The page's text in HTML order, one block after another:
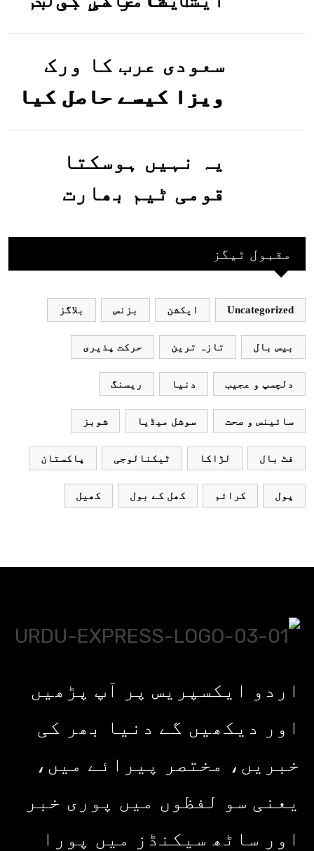
تصاویر وائرل ہو
گئیں
سعودی عرب کا ورک
ویزا کیسے حاصل کیا
جاسکتا ہے؟جانیے
یہ نہیں ہوسکتا
قومی ٹیم بھارت
بھارتی ٹیم پاکستانمقبول ٹیگز
Uncategorized ایکشن بزنس بلاگز
بیس بال تازہ ترین حرکت پذیری
دلچسپ و عجیب دنیا ریسنگ
سائینس و صحت سوشل میڈیا شوبز
فٹ بال لڑاکا ٹیکنالوجی پاکستان
پول کرائم کھل کے بول کھیل
اردو ایکسپریس پر آپ پڑھیں
اور دیکھیں گے دنیا بھر کی
خبریں، مختصر پیرائے میں،
یعنی سو لفظوں میں پوری خبر
اور ساٹھ سیکنڈز میں پورا